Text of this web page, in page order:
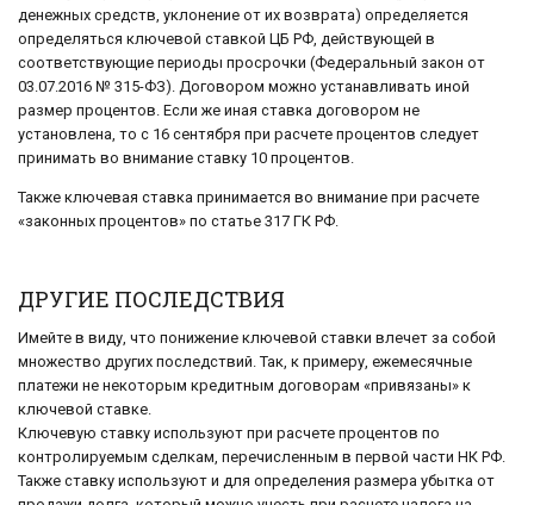
денежных средств, уклонение от их возврата) определяется
определяться ключевой ставкой ЦБ РФ, действующей в
соответствующие периоды просрочки (Федеральный закон от
03.07.2016 № 315-ФЗ). Договором можно устанавливать иной
размер процентов. Если же иная ставка договором не
установлена, то с 16 сентября при расчете процентов следует
принимать во внимание ставку 10 процентов.
Также ключевая ставка принимается во внимание при расчете
«законных процентов» по статье 317 ГК РФ.
ДРУГИЕ ПОСЛЕДСТВИЯ
Имейте в виду, что понижение ключевой ставки влечет за собой
множество других последствий. Так, к примеру, ежемесячные
платежи не некоторым кредитным договорам «привязаны» к
ключевой ставке.
Ключевую ставку используют при расчете процентов по
контролируемым сделкам, перечисленным в первой части НК РФ.
Также ставку используют и для определения размера убытка от